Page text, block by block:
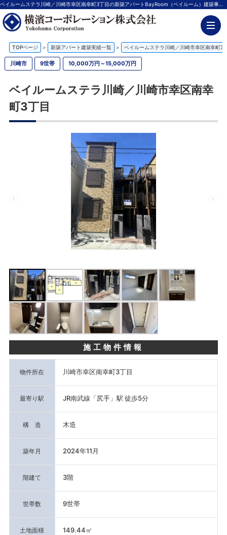
ベイルームステラ川崎／川崎市幸区南幸町3丁目の新築アパートBayRoom（ベイルーム）建築事例 | 神奈川の不動産投資、新築アパート経営は横濱コーポレーション
TOPページ > 新築アパート建築実績一覧 > ベイルームステラ川崎／川崎市幸区南幸町3
川崎市 9世帯 10,000万円～15,000万円
ベイルームステラ川崎／川崎市幸区南幸
町3丁目
施工物件情報
物件所在 川崎市幸区南幸町3丁目
最寄り駅 JR南武線「尻手」駅 徒歩5分
構 造 木造
築年月 2024年11月
階建て 3階
世帯数 9世帯
土地面積 149.44㎡